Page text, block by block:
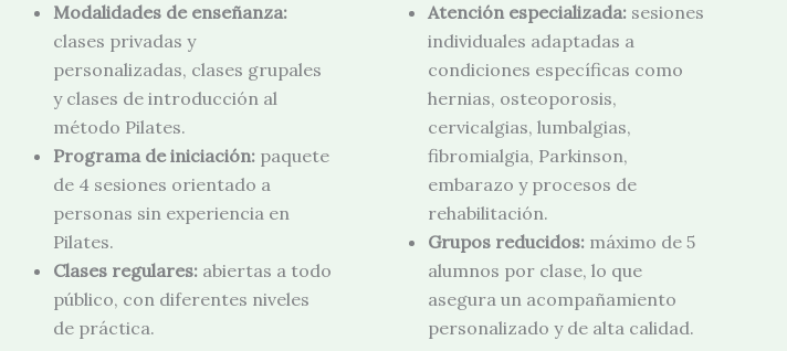
Modalidades de enseñanza:
clases privadas y
personalizadas, clases grupales
y clases de introducción al
método Pilates.
Programa de iniciación: paquete
de 4 sesiones orientado a
personas sin experiencia en
Pilates.
Clases regulares: abiertas a todo
público, con diferentes niveles
de práctica.
Atención especializada: sesiones
individuales adaptadas a
condiciones específicas como
hernias, osteoporosis,
cervicalgias, lumbalgias,
fibromialgia, Parkinson,
embarazo y procesos de
rehabilitación.
Grupos reducidos: máximo de 5
alumnos por clase, lo que
asegura un acompañamiento
personalizado y de alta calidad.